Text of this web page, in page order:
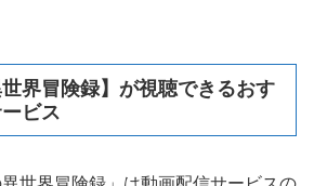
世界冒険録】が視聴できるおす
ビス